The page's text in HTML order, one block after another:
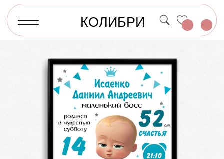
КОЛИБРИ